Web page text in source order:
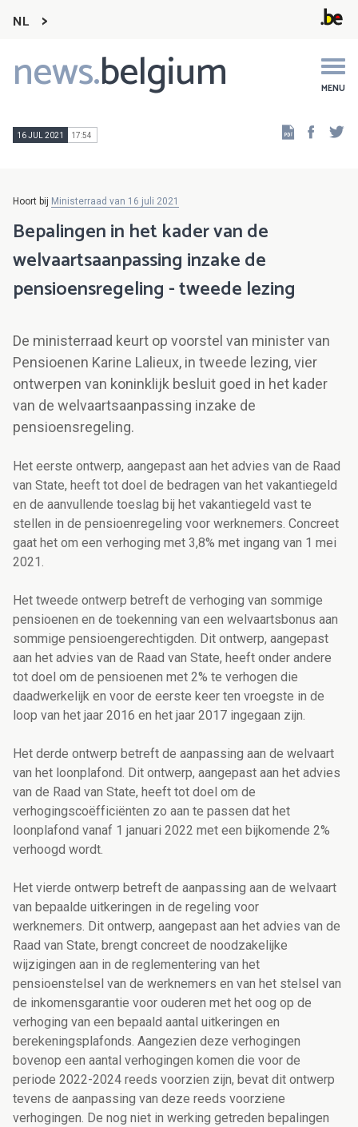
NL
news.belgium MENU
Main
navigation
16 JUL 2021 17:54
Hoort bij Ministerraad van 16 juli 2021
Bepalingen in het kader van de
welvaartsaanpassing inzake de
pensioensregeling - tweede lezing
De ministerraad keurt op voorstel van minister van
Pensioenen Karine Lalieux, in tweede lezing, vier
ontwerpen van koninklijk besluit goed in het kader
van de welvaartsaanpassing inzake de
pensioensregeling.
Het eerste ontwerp, aangepast aan het advies van de Raad
van State, heeft tot doel de bedragen van het vakantiegeld
en de aanvullende toeslag bij het vakantiegeld vast te
stellen in de pensioenregeling voor werknemers. Concreet
gaat het om een verhoging met 3,8% met ingang van 1 mei
2021.
Het tweede ontwerp betreft de verhoging van sommige
pensioenen en de toekenning van een welvaartsbonus aan
sommige pensioengerechtigden. Dit ontwerp, aangepast
aan het advies van de Raad van State, heeft onder andere
tot doel om de pensioenen met 2% te verhogen die
daadwerkelijk en voor de eerste keer ten vroegste in de
loop van het jaar 2016 en het jaar 2017 ingegaan zijn.
Het derde ontwerp betreft de aanpassing aan de welvaart
van het loonplafond. Dit ontwerp, aangepast aan het advies
van de Raad van State, heeft tot doel om de
verhogingscoëfficiënten zo aan te passen dat het
loonplafond vanaf 1 januari 2022 met een bijkomende 2%
verhoogd wordt.
Het vierde ontwerp betreft de aanpassing aan de welvaart
van bepaalde uitkeringen in de regeling voor
werknemers. Dit ontwerp, aangepast aan het advies van de
Raad van State, brengt concreet de noodzakelijke
wijzigingen aan in de reglementering van het
pensioenstelsel van de werknemers en van het stelsel van
de inkomensgarantie voor ouderen met het oog op de
verhoging van een bepaald aantal uitkeringen en
berekeningsplafonds. Aangezien deze verhogingen
bovenop een aantal verhogingen komen die voor de
periode 2022-2024 reeds voorzien zijn, bevat dit ontwerp
tevens de aanpassing van deze reeds voorziene
verhogingen. De nog niet in werking getreden bepalingen